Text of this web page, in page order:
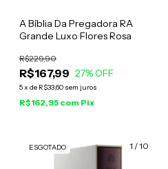
A Bíblia Da Pregadora RA
Grande Luxo Flores Rosa
R$167,99
R$229,90
27% OFF
5x de R$33,60 sem juros
R$162,95 com Pix
1 /10
ESGOTADO